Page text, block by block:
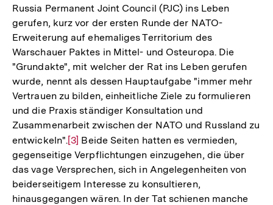
Russia Permanent Joint Council (PJC) ins Leben
gerufen, kurz vor der ersten Runde der NATO-
Erweiterung auf ehemaliges Territorium des
Warschauer Paktes in Mittel- und Osteuropa. Die
"Grundakte", mit welcher der Rat ins Leben gerufen
wurde, nennt als dessen Hauptaufgabe "immer mehr
Vertrauen zu bilden, einheitliche Ziele zu formulieren
und die Praxis ständiger Konsultation und
Zusammenarbeit zwischen der NATO und Russland zu
entwickeln".Zur
Auflösung
der
Fußnote
[3] Beide Seiten hatten es vermieden,
gegenseitige Verpflichtungen einzugehen, die über
das vage Versprechen, sich in Angelegenheiten von
beiderseitigem Interesse zu konsultieren,
hinausgegangen wären. In der Tat schienen manche